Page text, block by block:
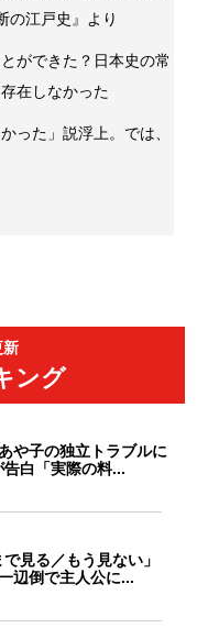
の江戸史』より
ができた？日本史の常
在しなかった
った」説浮上。では、
ング
や子の独立トラブルに
白「実際の料...
見る／もう見ない」
辺倒で主人公に...